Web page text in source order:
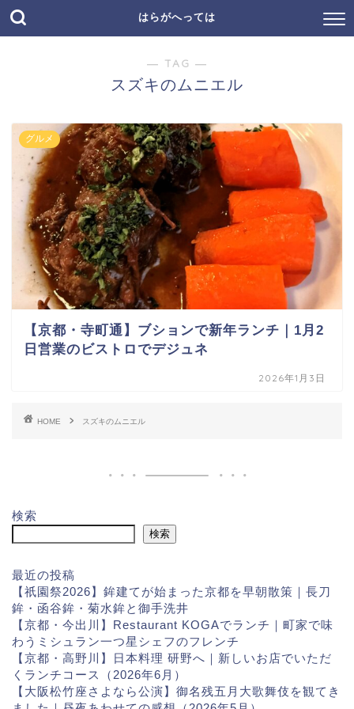
はらがへっては
― TAG ―
スズキのムニエル
グルメ
【京都・寺町通】ブションで新年ランチ｜1月2
日営業のビストロでデジュネ
2026年1月3日
HOME スズキのムニエル
検索
検索
最近の投稿
【祇園祭2026】鉾建てが始まった京都を早朝散策｜長刀
鉾・函谷鉾・菊水鉾と御手洗井
【京都・今出川】Restaurant KOGAでランチ｜町家で味
わうミシュラン一つ星シェフのフレンチ
【京都・高野川】日本料理 研野へ｜新しいお店でいただ
くランチコース（2026年6月）
【大阪松竹座さよなら公演】御名残五月大歌舞伎を観てき